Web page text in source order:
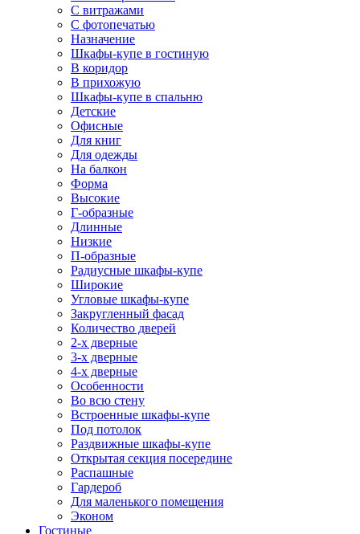
С витражами
С фотопечатью
Назначение
Шкафы-купе в гостиную
В коридор
В прихожую
Шкафы-купе в спальню
Детские
Офисные
Для книг
Для одежды
На балкон
Форма
Высокие
Г-образные
Длинные
Низкие
П-образные
Радиусные шкафы-купе
Широкие
Угловые шкафы-купе
Закругленный фасад
Количество дверей
2-х дверные
3-х дверные
4-х дверные
Особенности
Во всю стену
Встроенные шкафы-купе
Под потолок
Раздвижные шкафы-купе
Открытая секция посередине
Распашные
Гардероб
Для маленького помещения
Эконом
Гостиные